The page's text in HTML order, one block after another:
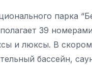
парка
39
и люксы. В скором
бассейн,